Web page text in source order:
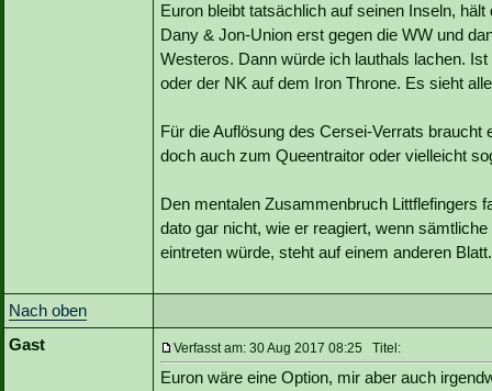
Euron bleibt tatsächlich auf seinen Inseln,
Dany & Jon-Union erst gegen die WW und
Westeros. Dann würde ich lauthals lachen.
oder der NK auf dem Iron Throne. Es sieht
Für die Auflösung des Cersei-Verrats
doch auch zum Queentraitor oder vielleicht
Den mentalen Zusammenbruch Littflefingers
dato gar nicht, wie er reagiert, wenn
eintreten würde, steht auf einem anderen
Nach oben
Gast
Verfasst am: 30 Aug 2017 08:25 Titel:
Euron wäre eine Option, mir aber auch